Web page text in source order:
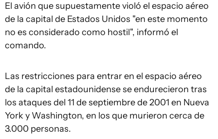
El avión que supuestamente violó el espacio aéreo
de la capital de Estados Unidos "en este momento
no es considerado como hostil", informó el
comando.
Las restricciones para entrar en el espacio aéreo
de la capital estadounidense se endurecieron tras
los ataques del 11 de septiembre de 2001 en Nueva
York y Washington, en los que murieron cerca de
3.000 personas.